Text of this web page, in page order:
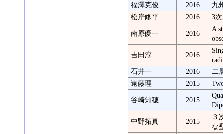
福澤克俊
2016
九
松岸修平
2016 3
南原優一 2016
A
吉田淳 2016
石井一
2016
二
遠藤理
2015
谷崎知穂 2015
中野拓真 2015
３
な